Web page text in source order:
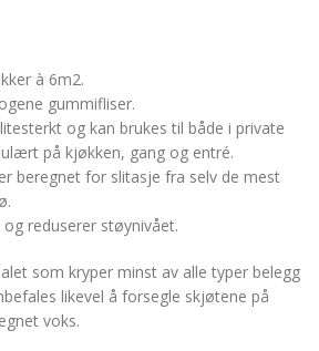
à 6m2.
gummifliser.
og kan brukes til både i private
på kjøkken, gang og entré.
beregnet for slitasje fra selv de mest
reduserer støynivået.
som kryper minst av alle typer belegg
likevel å forsegle skjøtene på
voks.